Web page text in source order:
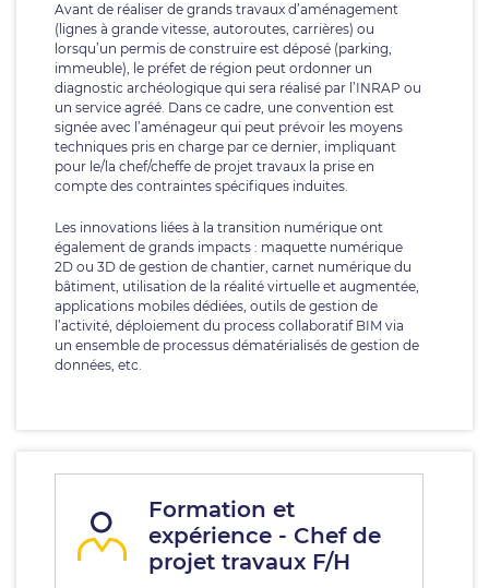
Avant de réaliser de grands travaux d’aménagement
(lignes à grande vitesse, autoroutes, carrières) ou
lorsqu’un permis de construire est déposé (parking,
immeuble), le préfet de région peut ordonner un
diagnostic archéologique qui sera réalisé par l’INRAP ou
un service agréé. Dans ce cadre, une convention est
signée avec l’aménageur qui peut prévoir les moyens
techniques pris en charge par ce dernier, impliquant
pour le/la chef/cheffe de projet travaux la prise en
compte des contraintes spécifiques induites.
Les innovations liées à la transition numérique ont
également de grands impacts : maquette numérique
2D ou 3D de gestion de chantier, carnet numérique du
bâtiment, utilisation de la réalité virtuelle et augmentée,
applications mobiles dédiées, outils de gestion de
l’activité, déploiement du process collaboratif BIM via
un ensemble de processus dématérialisés de gestion de
données, etc.
Formation et
expérience - Chef de
projet travaux F/H